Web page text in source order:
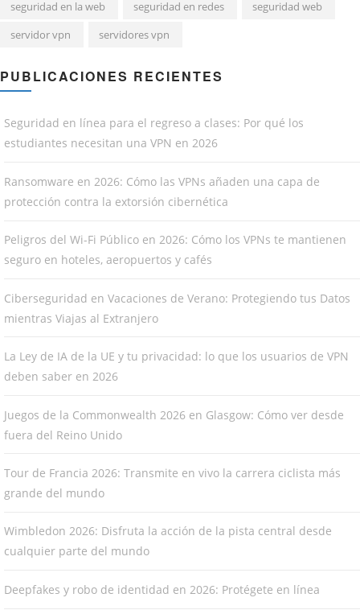
seguridad en la web
seguridad en redes
seguridad web
servidor vpn
servidores vpn
PUBLICACIONES RECIENTES
Seguridad en línea para el regreso a clases: Por qué los
estudiantes necesitan una VPN en 2026
Ransomware en 2026: Cómo las VPNs añaden una capa de
protección contra la extorsión cibernética
Peligros del Wi-Fi Público en 2026: Cómo los VPNs te mantienen
seguro en hoteles, aeropuertos y cafés
Ciberseguridad en Vacaciones de Verano: Protegiendo tus Datos
mientras Viajas al Extranjero
La Ley de IA de la UE y tu privacidad: lo que los usuarios de VPN
deben saber en 2026
Juegos de la Commonwealth 2026 en Glasgow: Cómo ver desde
fuera del Reino Unido
Tour de Francia 2026: Transmite en vivo la carrera ciclista más
grande del mundo
Wimbledon 2026: Disfruta la acción de la pista central desde
cualquier parte del mundo
Deepfakes y robo de identidad en 2026: Protégete en línea